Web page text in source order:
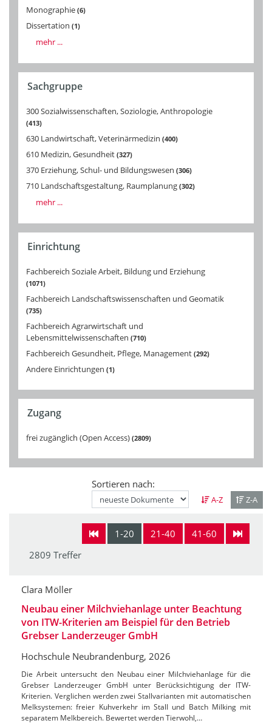
Monographie 6
Dissertation 1
mehr ...
Sachgruppe
300 Sozialwissenschaften, Soziologie, Anthropologie
413
630 Landwirtschaft, Veterinärmedizin 400
610 Medizin, Gesundheit 327
370 Erziehung, Schul- und Bildungswesen 306
710 Landschaftsgestaltung, Raumplanung 302
mehr ...
Einrichtung
Fachbereich Soziale Arbeit, Bildung und Erziehung
1071
Fachbereich Landschaftswissenschaften und Geomatik
735
Fachbereich Agrarwirtschaft und
Lebensmittelwissenschaften 710
Fachbereich Gesundheit, Pflege, Management 292
Andere Einrichtungen 1
Zugang
frei zugänglich (Open Access) 2809
Sortieren nach:
A-Z Z-A
1-20 21-40
41-60
2809 Treffer
Clara Möller
Neubau einer Milchviehanlage unter Beachtung
von ITW-Kriterien am Beispiel für den Betrieb
Grebser Landerzeuger GmbH
Hochschule Neubrandenburg, 2026
Die Arbeit untersucht den Neubau einer Milchviehanlage für die
Grebser Landerzeuger GmbH unter Berücksichtigung der ITW-
Kriterien. Verglichen werden zwei Stallvarianten mit automatischen
Melksystemen: freier Kuhverkehr im Stall und Batch Milking mit
separatem Melkbereich. Bewertet werden Tierwohl,…